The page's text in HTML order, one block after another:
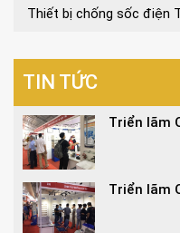
Thiết bị chống sốc điện
TIN TỨC
Triển lãm
Triển lãm